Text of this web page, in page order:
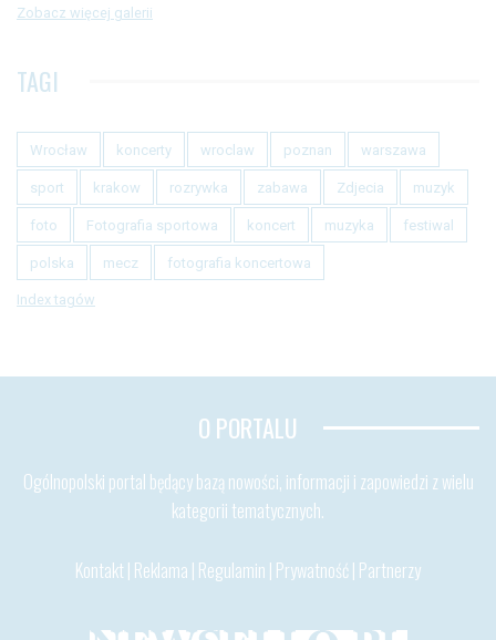
Zobacz więcej galerii
TAGI
Wrocław koncerty wroclaw poznan warszawa
sport krakow rozrywka zabawa Zdjecia muzyk
foto Fotografia sportowa koncert muzyka festiwal
polska mecz fotografia koncertowa
Index tagów
O PORTALU
Ogólnopolski portal będący bazą nowości, informacji i zapowiedzi z wielu
kategorii tematycznych.
Kontakt | Reklama | Regulamin | Prywatność| Partnerzy